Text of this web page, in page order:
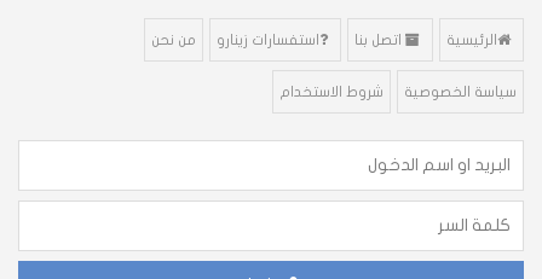
الرئيسية اتصل بنا استفسارات زينارو من نحن
سياسة الخصوصية شروط الاستخدام